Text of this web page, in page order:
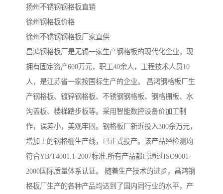
扬州不锈钢钢格板直销
徐州钢格板价格
徐州不锈钢钢格板厂家直供
昌鸿钢格板厂是无锡一家生产钢格板的现代化企业，现
拥有固定资产600万元，职工40余人，工程技术人员10
人，是江苏省一家按国标生产的企业。 昌鸿钢格板厂生
产钢格板、镀锌钢格板、不锈钢钢格板、钢格栅板、水
沟盖板、楼梯踏步板等。采用智能数控设备价加工制
作，误差小，美观牢固。钢格板厂新近投入300余万元，
增加上的钢格栅生产线，已正式投产。该产品经检测均
符合YB/T4001.1-2007标准,所有产品都已通过ISO9001-
2000国际质量体系认证。 随着生产技术的进步，昌鸿钢
格板厂生产的各种产品均达到了国内同行业的水平，产